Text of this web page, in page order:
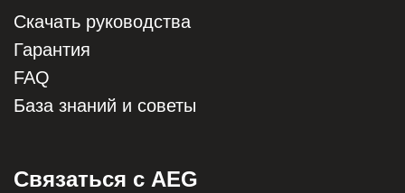
Скачать руководства
Гарантия
FAQ
База знаний и советы
Связаться с AEG